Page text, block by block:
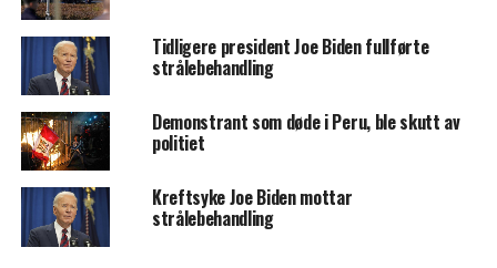
Tidligere president Joe Biden fullførte
strålebehandling
Demonstrant som døde i Peru, ble skutt av
politiet
Kreftsyke Joe Biden mottar
strålebehandling